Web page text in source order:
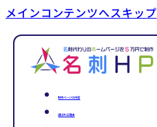
メインコンテンツへスキップ
制作ページの内容
選ばれる理由